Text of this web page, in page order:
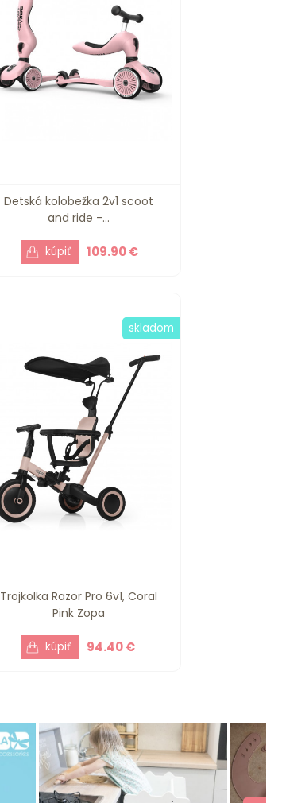
Detská kolobežka 2v1 scoot
and ride -...
109.90 €
Trojkolka Razor Pro 6v1, Coral
Pink Zopa
94.40 €
skladom